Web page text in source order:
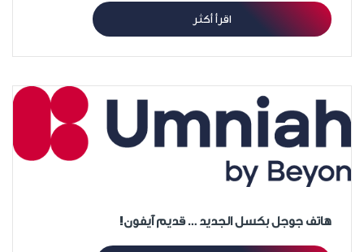
اقرأ أكثر
هاتف جوجل بكسل الجديد … قديم آيفون!